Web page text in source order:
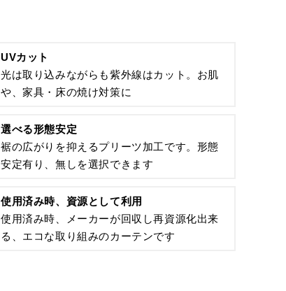
UVカット
光は取り込みながらも紫外線はカット。お肌
や、家具・床の焼け対策に
選べる形態安定
裾の広がりを抑えるプリーツ加工です。形態
安定有り、無しを選択できます
使用済み時、資源として利用
使用済み時、メーカーが回収し再資源化出来
る、エコな取り組みのカーテンです